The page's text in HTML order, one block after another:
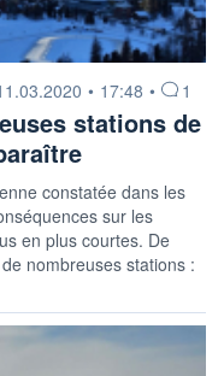
• 17:48 • 1
stations de
constatée dans les
sur les
en plus courtes. De
nombreuses stations :